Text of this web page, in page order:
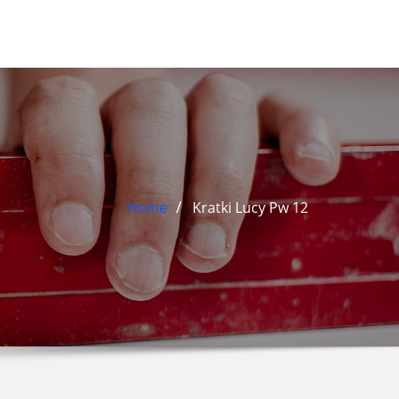
Home Kratki Lucy Pw 12